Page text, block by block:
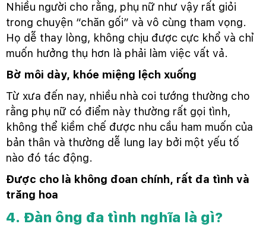
Nhiều người cho rằng, phụ nữ như vậy rất giỏi
trong chuyện “chăn gối” và vô cùng tham vọng.
Họ dễ thay lòng, không chịu được cực khổ và chỉ
muốn hưởng thụ hơn là phải làm việc vất vả.
Bờ môi dày, khóe miệng lệch xuống
Từ xưa đến nay, nhiều nhà coi tướng thường cho
rằng phụ nữ có điểm này thường rất gọi tình,
không thể kiềm chế được nhu cầu ham muốn của
bản thân và thường dễ lung lay bởi một yếu tố
nào đó tác động.
Được cho là không đoan chính, rất đa tình và
trăng hoa
4. Đàn ông đa tình nghĩa là gì?